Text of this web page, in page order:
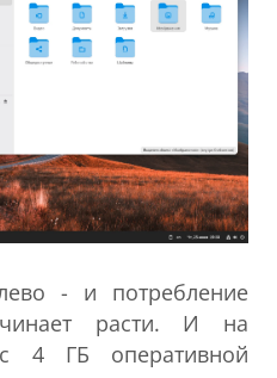
- и потребление
расти. И на
4 ГБ оперативной